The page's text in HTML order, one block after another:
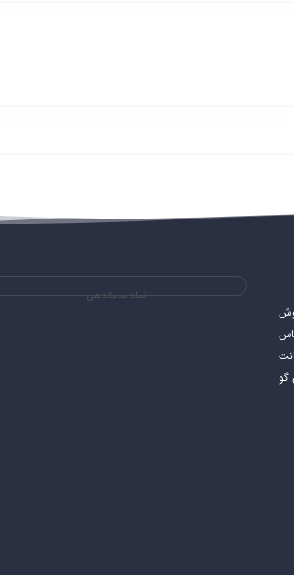
گو
نماد ساماندهی